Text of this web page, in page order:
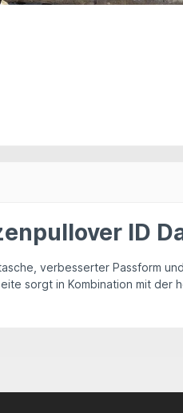
ID
verbesserter Passform
sorgt in Kombination mit